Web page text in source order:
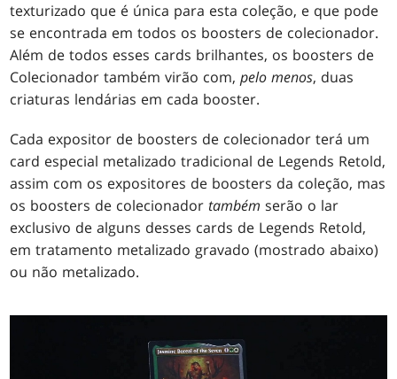
texturizado que é única para esta coleção, e que pode
se encontrada em todos os boosters de colecionador.
Além de todos esses cards brilhantes, os boosters de
Colecionador também virão com,pelo menos, duas
criaturas lendárias em cada booster.
Cada expositor de boosters de colecionador terá um
card especial metalizado tradicional de Legends Retold,
assim com os expositores de boosters da coleção, mas
os boosters de colecionadortambém serão o lar
exclusivo de alguns desses cards de Legends Retold,
em tratamento metalizado gravado (mostrado abaixo)
ou não metalizado.